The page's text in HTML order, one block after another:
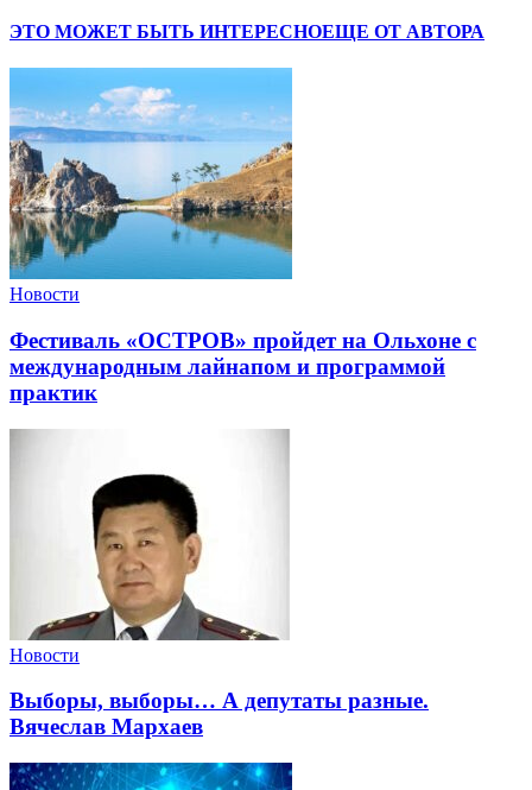
ЭТО МОЖЕТ БЫТЬ ИНТЕРЕСНОЕЩЕ ОТ АВТОРА
Новости
Фестиваль «ОСТРОВ» пройдет на Ольхоне с
международным лайнапом и программой
практик
Новости
Выборы, выборы… А депутаты разные.
Вячеслав Мархаев